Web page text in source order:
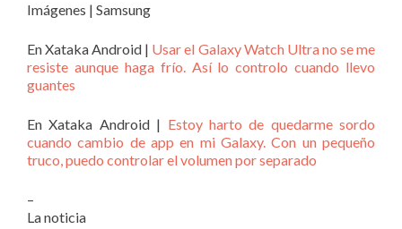
Imágenes | Samsung
En Xataka Android | Usar el Galaxy Watch Ultra no se me
resiste aunque haga frío. Así lo controlo cuando llevo
guantes
En Xataka Android | Estoy harto de quedarme sordo
cuando cambio de app en mi Galaxy. Con un pequeño
truco, puedo controlar el volumen por separado
–
La noticia